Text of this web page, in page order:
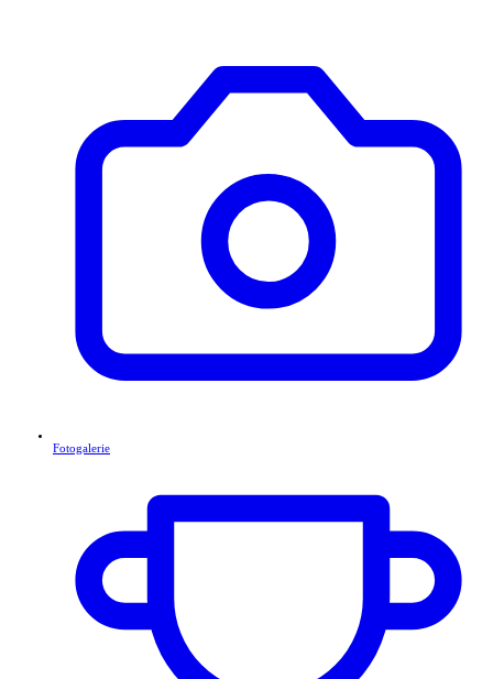
Fotogalerie